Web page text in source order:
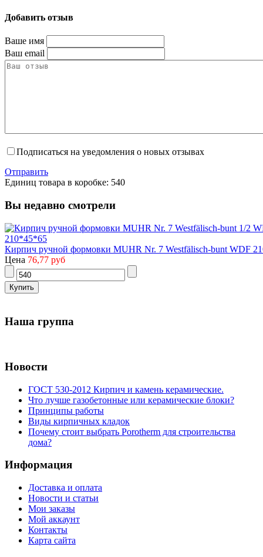
Добавить отзыв
Ваше имя
Ваш email
Подписаться на уведомления о новых отзывах
Отправить
Единиц товара в коробке: 540
Вы недавно смотрели
Кирпич ручной формовки MUHR Nr. 7 Westfälisch-bunt WDF
Цена 76,77 руб
Наша группа
Новости
ГОСТ 530-2012 Кирпич и камень керамические.
Что лучше газобетонные или керамические блоки?
Принципы работы
Виды кирпичных кладок
Почему стоит выбрать Porotherm для строительства
дома?
Информация
Доставка и оплата
Новости и статьи
Мои заказы
Мой аккаунт
Контакты
Карта сайта